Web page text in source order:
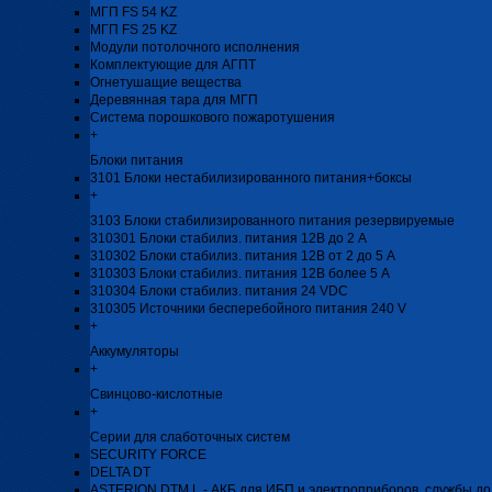
МГП FS 54 KZ
МГП FS 25 KZ
Модули потолочного исполнения
Комплектующие для АГПТ
Огнетушащие вещества
Деревянная тара для МГП
Система порошкового пожаротушения
+
Блоки питания
3101 Блоки нестабилизированного питания+боксы
+
3103 Блоки стабилизированного питания резервируемые
310301 Блоки стабилиз. питания 12В до 2 А
310302 Блоки стабилиз. питания 12В от 2 до 5 А
310303 Блоки стабилиз. питания 12В более 5 А
310304 Блоки стабилиз. питания 24 VDC
310305 Источники бесперебойного питания 240 V
+
Аккумуляторы
+
Свинцово-кислотные
+
Серии для слаботочных систем
SECURITY FORCE
DELTA DT